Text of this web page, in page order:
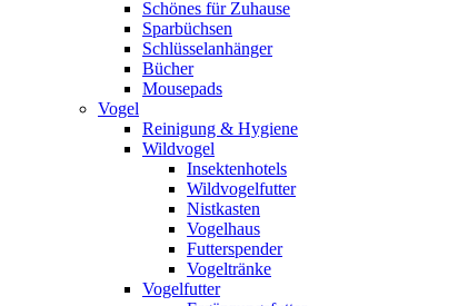
Schönes für Zuhause
Sparbüchsen
Schlüsselanhänger
Bücher
Mousepads
Vogel
Reinigung & Hygiene
Wildvogel
Insektenhotels
Wildvogelfutter
Nistkasten
Vogelhaus
Futterspender
Vogeltränke
Vogelfutter